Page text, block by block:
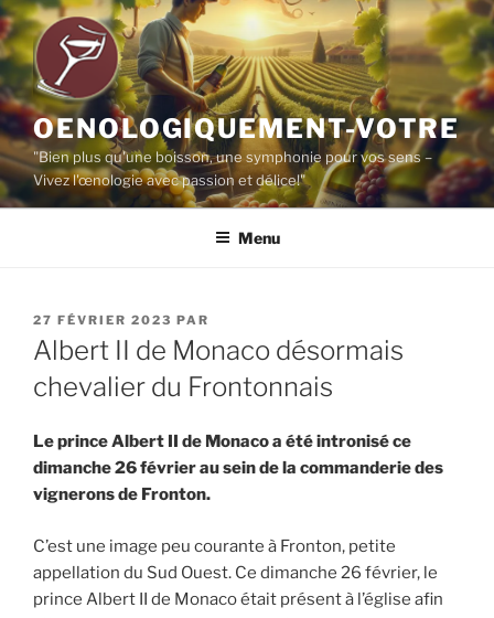
Aller
au
contenu
principal
OENOLOGIQUEMENT-VOTRE
"Bien plus qu'une boisson, une symphonie pour vos sens –
Vivez l'œnologie avec passion et délice!"
Menu
PUBLIÉ
LE
27 FÉVRIER 2023 PAR
Albert II de Monaco désormais
chevalier du Frontonnais
Le prince Albert II de Monaco a été intronisé ce
dimanche 26 février au sein de la commanderie des
vignerons de Fronton.
C’est une image peu courante à Fronton, petite
appellation du Sud Ouest. Ce dimanche 26 février, le
prince Albert II de Monaco était présent à l’église afin